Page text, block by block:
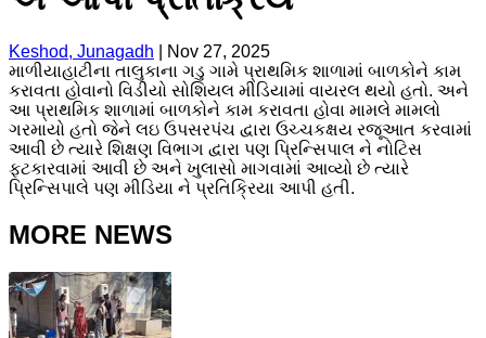
Keshod, Junagadh
Nov 27, 2025
માળીયાહાટીના તાલુકાના ગડુ ગામે પ્રાથમિક શાળામાં બાળકોને કામ
કરાવતા હોવાનો વિડીયો સોશિયલ મીડિયામાં વાયરલ થયો હતો. અને
આ પ્રાથમિક શાળામાં બાળકોને કામ કરાવતા હોવા મામલે મામલો
ગરમાયો હતો જેને લઇ ઉપસરપંચ દ્વારા ઉચ્ચકક્ષય રજૂઆત કરવામાં
આવી છે ત્યારે શિક્ષણ વિભાગ દ્વારા પણ પ્રિન્સિપાલ ને નોટિસ
ફટકારવામાં આવી છે અને ખુલાસો માગવામાં આવ્યો છે ત્યારે
પ્રિન્સિપાલે પણ મીડિયા ને પ્રતિક્રિયા આપી હતી.
MORE NEWS